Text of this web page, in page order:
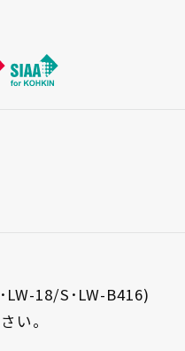
18/S･LW-B416)
い。